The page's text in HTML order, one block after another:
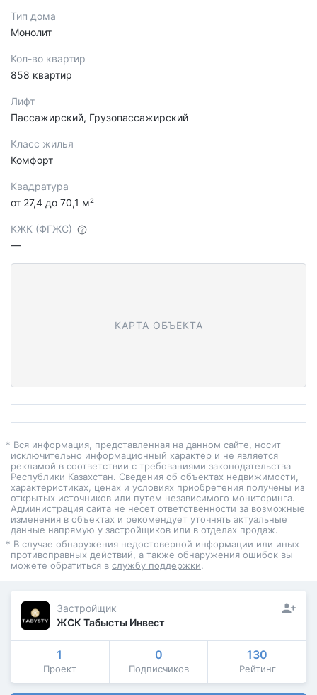
Тип дома
Монолит
Кол-во квартир
858 квартир
Лифт
Пассажирский, Грузопассажирский
Класс жилья
Комфорт
Квадратура
от 27,4 до 70,1 м²
КЖК (ФГЖС)
—
КАРТА ОБЪЕКТА
* Вся информация, представленная на данном сайте, носит
исключительно информационный характер и не является
рекламой в соответствии с требованиями законодательства
Республики Казахстан. Сведения об объектах недвижимости,
характеристиках, ценах и условиях приобретения получены из
открытых источников или путем независимого мониторинга.
Администрация сайта не несет ответственности за возможные
изменения в объектах и рекомендует уточнять актуальные
данные напрямую у застройщиков или в отделах продаж.
* В случае обнаружения недостоверной информации или иных
противоправных действий, а также обнаружения ошибок вы
можете обратиться в службу поддержки.
Застройщик
ЖСК Табысты Инвест
1
Проект
0
Подписчиков
130
Рейтинг